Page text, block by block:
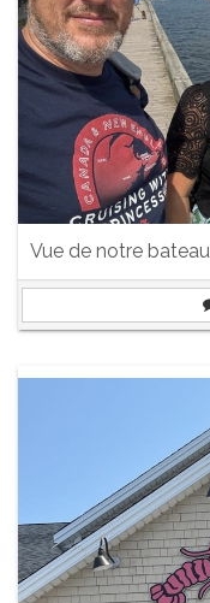
Vue de notre bateau